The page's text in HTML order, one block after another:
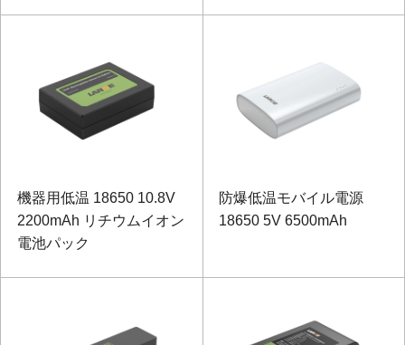
機器用低温 18650 10.8V
2200mAh リチウムイオン
電池パック
防爆低温モバイル電源
18650 5V 6500mAh